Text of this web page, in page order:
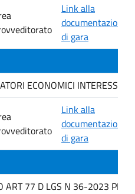
Link alla
documentazione
di gara
ECONOMICI
Link alla
documentazione
di gara
ART 77 D LGS N 36-2023 PER